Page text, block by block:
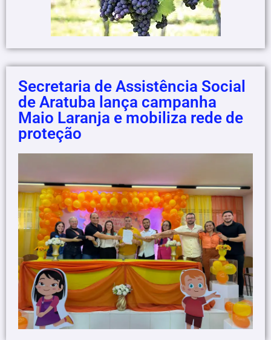
Secretaria de Assistência Social
de Aratuba lança campanha
Maio Laranja e mobiliza rede de
proteção